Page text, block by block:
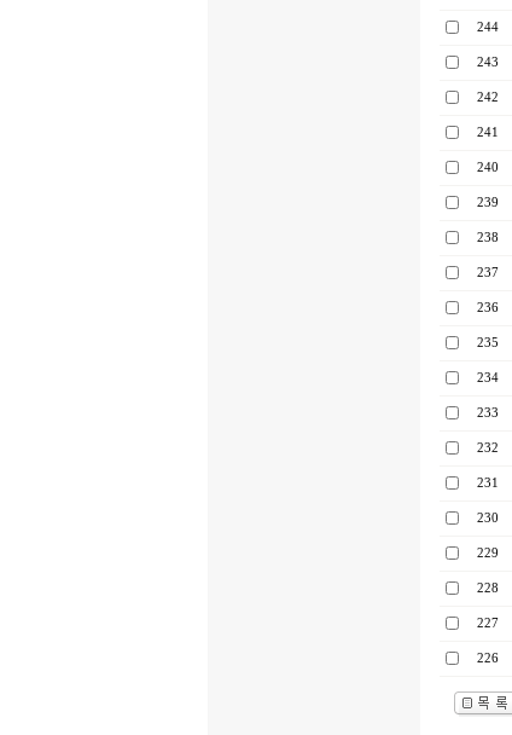
244
243
242
241
240
239
238
237
236
235
234
233
232
231
230
229
228
227
226